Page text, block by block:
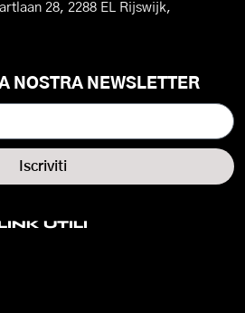
28, 2288 EL Rijswijk,
UTILI
NOSTRA NEWSLETTER
Iscriviti